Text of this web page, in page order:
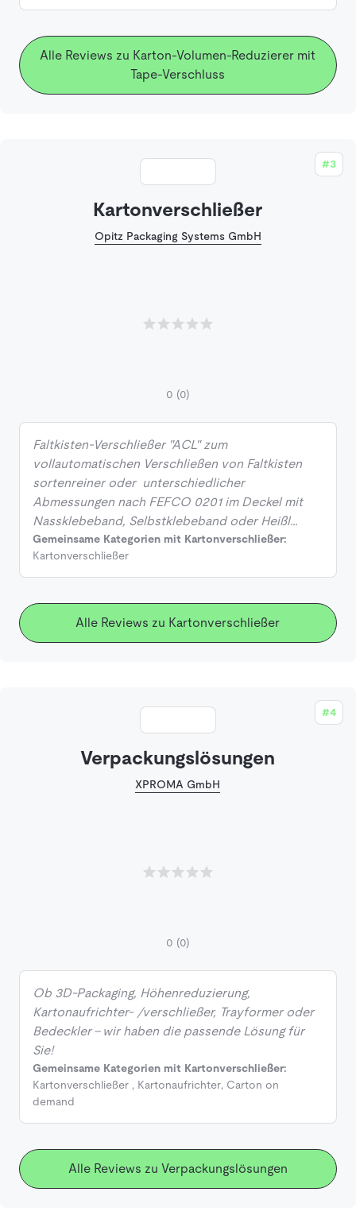
Alle Reviews zu Karton-Volumen-Reduzierer mit
Tape-Verschluss
#3
Kartonverschließer
Opitz Packaging Systems GmbH
0 (0)
Faltkisten-Verschließer "ACL" zum
vollautomatischen Verschließen von Faltkisten
sortenreiner oder unterschiedlicher
Abmessungen nach FEFCO 0201 im Deckel mit
Nassklebeband, Selbstklebeband oder Heißl…
Gemeinsame Kategorien mit Kartonverschließer:
Kartonverschließer
Alle Reviews zu Kartonverschließer
#4
Verpackungslösungen
XPROMA GmbH
0 (0)
Ob 3D-Packaging, Höhenreduzierung,
Kartonaufrichter- /verschließer, Trayformer oder
Bedeckler – wir haben die passende Lösung für
Sie!
Gemeinsame Kategorien mit Kartonverschließer:
Kartonverschließer , Kartonaufrichter, Carton on
demand
Alle Reviews zu Verpackungslösungen